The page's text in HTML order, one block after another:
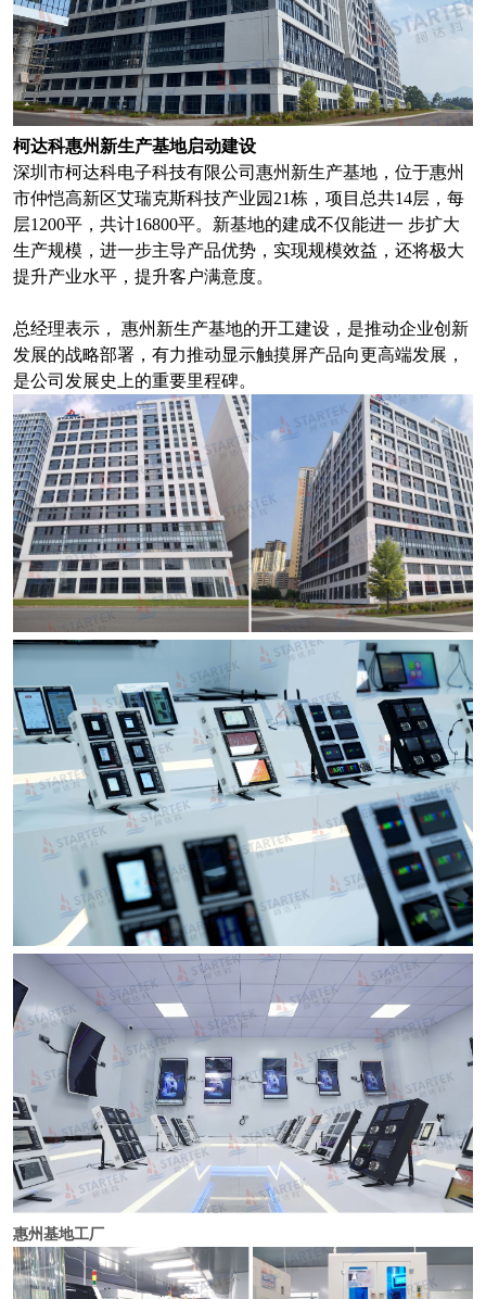
柯达科惠州新生产基地启动建设
深圳市柯达科电子科技有限公司惠州新生产基地，位于惠州
市仲恺高新区艾瑞克斯科技产业园21栋，项目总共14层，每
层1200平，共计16800平。新基地的建成不仅能进一 步扩大
生产规模，进一步主导产品优势，实现规模效益，还将极大
提升产业水平，提升客户满意度。
总经理表示， 惠州新生产基地的开工建设，是推动企业创新
发展的战略部署，有力推动显示触摸屏产品向更高端发展，
是公司发展史上的重要里程碑。
惠州基地工厂